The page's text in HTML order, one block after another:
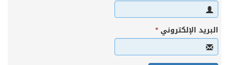
البريد الإلكتروني*